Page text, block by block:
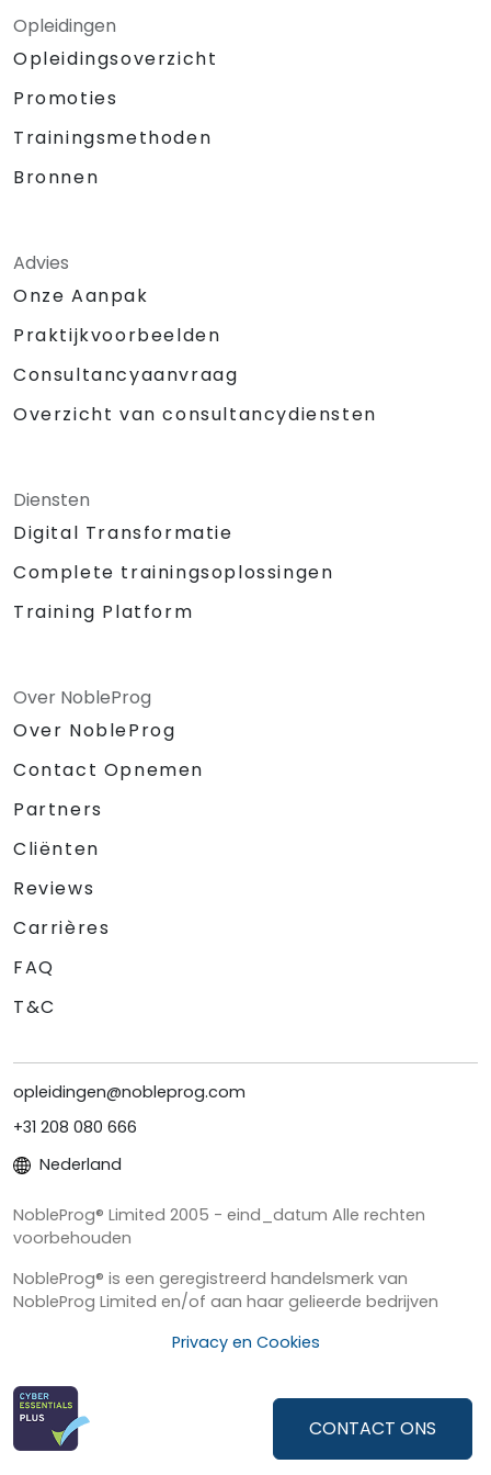
CONTACT ONS
Opleidingen
Opleidingsoverzicht
Promoties
Trainingsmethoden
Bronnen
Advies
Onze Aanpak
Praktijkvoorbeelden
Consultancyaanvraag
Overzicht van consultancydiensten
Diensten
Digital Transformatie
Complete trainingsoplossingen
Training Platform
Over NobleProg
Over NobleProg
Contact Opnemen
Partners
Cliënten
Reviews
Carrières
FAQ
T&C
opleidingen@nobleprog.com
+31 208 080 666
Nederland
NobleProg® Limited 2005 - eind_datum Alle rechten
voorbehouden
NobleProg® is een geregistreerd handelsmerk van
NobleProg Limited en/of aan haar gelieerde bedrijven
Privacy en Cookies